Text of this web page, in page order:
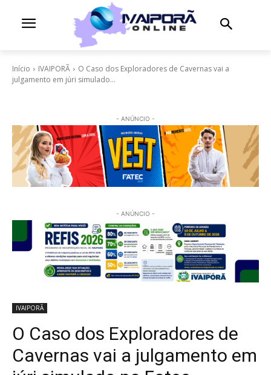
Início IVAIPORÃ
O Caso dos Exploradores de Cavernas vai a
julgamento em júri simulado...
- ANÚNCIO -
- ANÚNCIO -
IVAIPORÃ
O Caso dos Exploradores de
Cavernas vai a julgamento em